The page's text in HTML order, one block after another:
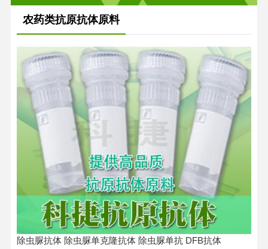
农药类抗原抗体原料
除虫脲抗体 除虫脲单克隆抗体 除虫脲单抗 DFB抗体